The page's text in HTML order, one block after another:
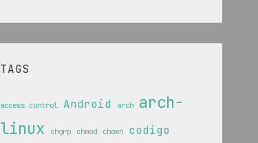
TAGS
access control Android arch
arch-
linux
chgrp chmod chown codigo